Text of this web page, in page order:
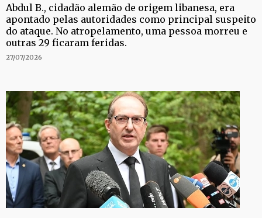
Abdul B., cidadão alemão de origem libanesa, era
apontado pelas autoridades como principal suspeito
do ataque. No atropelamento, uma pessoa morreu e
outras 29 ficaram feridas.
27/07/2026